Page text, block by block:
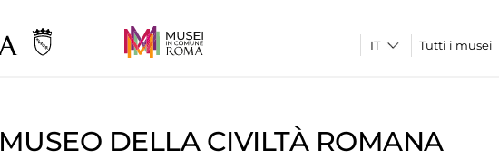
Tutti i musei
MUSEO DELLA CIVILTÀ ROMANA